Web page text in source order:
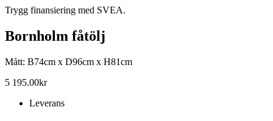
Trygg finansiering med SVEA.
Bornholm fåtölj
Mått: B74cm x D96cm x H81cm
5 195.00kr
Leverans